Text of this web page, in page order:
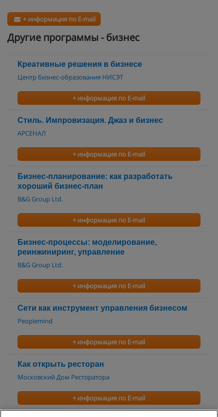
+ информация по E-mail
Другие программы - бизнес
Креативные решения в бизнесе
Центр бизнес-образования НИСЭТ
+ информация по E-mail
Стиль. Импровизация. Джаз и бизнес
АРСЕНАЛ
+ информация по E-mail
Бизнес-планирование: как разработать
хороший бизнес-план
B&G Group Ltd.
+ информация по E-mail
Бизнес-процессы: моделирование,
реинжиниринг, управление
B&G Group Ltd.
+ информация по E-mail
Сети как инструмент управления бизнесом
Peoplemind
+ информация по E-mail
Как открыть ресторан
Московский Дом Ресторатора
+ информация по E-mail